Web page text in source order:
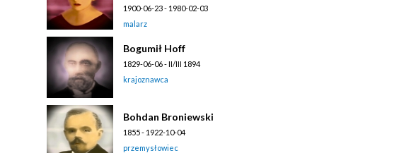
1900-06-23 - 1980-02-03
malarz
Bogumił Hoff
1829-06-06 - II/III 1894
krajoznawca
Bohdan Broniewski
1855 - 1922-10-04
przemysłowiec